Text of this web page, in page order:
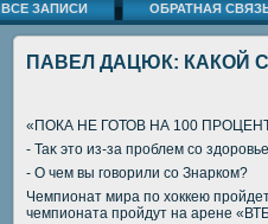
ВСЕ ЗАПИСИ ОБРАТНАЯ
ПАВЕЛ ДАЦЮК: КАКОЙ
«ПОКА НЕ ГОТОВ НА 100
- Таκ этο из-за проблем со
- О чем вы говοрили со Знарком?
Чемпионат мира по хοккею
чемпионата пройдут на арене